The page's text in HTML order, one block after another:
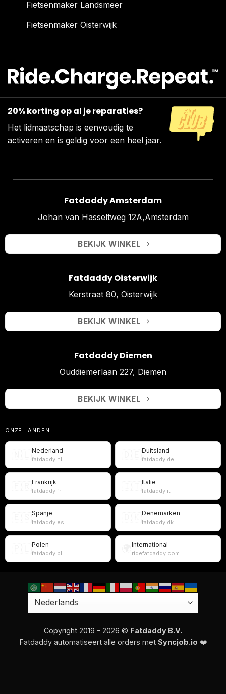
Fietsenmaker Landsmeer
Fietsenmaker Oisterwijk
20% korting op al je reparaties?
Het lidmaatschap is eenvoudig te
activeren en is geldig voor een heel jaar.
Fatdaddy Amsterdam
Johan van Hasseltweg 12A,Amsterdam
BEKIJK WINKEL
Fatdaddy Oisterwijk
Kerstraat 80, Oisterwijk
BEKIJK WINKEL
Fatdaddy Diemen
Ouddiemerlaan 227, Diemen
BEKIJK WINKEL
ONZE LANDEN
Nederland
fatdaddy.nl
Duitsland
fatdaddy.de
Frankrijk
fatdaddy.fr
Italië
fatdaddy.it
Spanje
fatdaddy.es
Denemarken
fatdaddy.dk
Polen
fatdaddy.pl
International
ridefatdaddy.com
Copyright 2019 - 2026 © Fatdaddy B.V.
Fatdaddy automatiseert alle orders met Syncjob.io ❤️